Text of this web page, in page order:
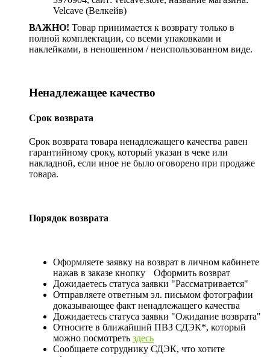
Velcave (Велкейв)
ВАЖНО! Товар принимается к возврату только в
полной комплектации, со всеми упаковками и
наклейками, в неношенном / неиспользованном виде.
Ненадлежащее качество
Срок возврата
Срок возврата товара ненадлежащего качества равен
гарантийному сроку, который указан в чеке или
накладной, если иное не было оговорено при продаже
товара.
Порядок возврата
Оформляете заявку на возврат в личном кабинете
нажав в заказе кнопку
Оформить возврат
Дожидаетесь статуса заявки "Рассматривается"
Отправляете ответным эл. письмом фотографии
доказывающее факт ненадлежащего качества
Дожидаетесь статуса заявки "Ожидание возврата"
Относите в ближайший ПВЗ СДЭК*, который
можно посмотреть здесь
Сообщаете сотруднику СДЭК, что хотите